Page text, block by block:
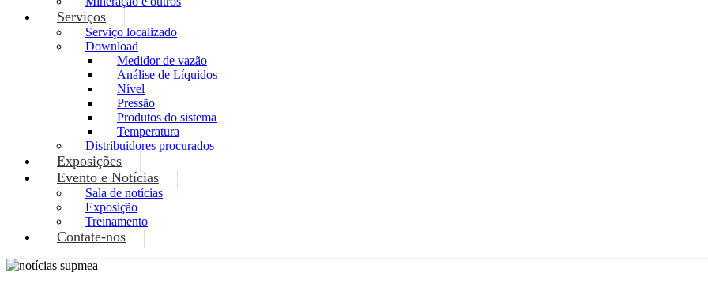
Serviços
Serviço localizado
Download
Medidor de vazão
Análise de Líquidos
Nível
Pressão
Produtos do sistema
Temperatura
Distribuidores procurados
Exposições
Evento e Notícias
Sala de notícias
Exposição
Treinamento
Contate-nos